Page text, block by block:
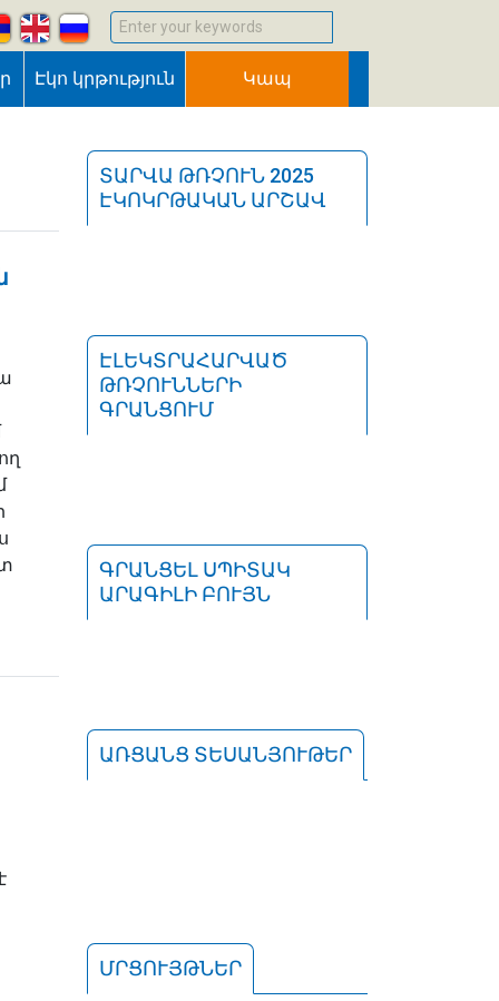
Enter your keywords
Էկո կրթություն Կապ
ՏԱՐՎԱ ԹՌՉՈՒՆ 2025
ԷԿՈԿՐԹԱԿԱՆ ԱՐՇԱՎ
ԷԼԵԿՏՐԱՀԱՐՎԱԾ
ԹՌՉՈՒՆՆԵՐԻ
ԳՐԱՆՑՈՒՄ
ԳՐԱՆՑԵԼ ՍՊԻՏԱԿ
ԱՐԱԳԻԼԻ ԲՈՒՅՆ
ԱՌՑԱՆՑ ՏԵՍԱՆՅՈՒԹԵՐ
ՄՐՑՈՒՅԹՆԵՐ